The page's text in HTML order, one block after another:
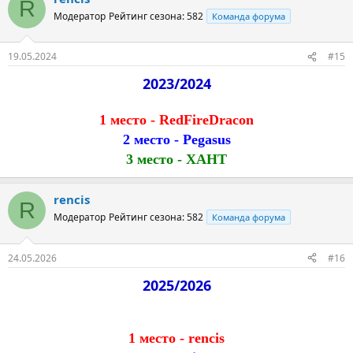
R Модератор Рейтинг сезона: 582 Команда форума
19.05.2024 #15
2023/2024
1 место - RedFireDracon
2 место - Pegasus
3 место - ХАНТ
R rencis
Модератор Рейтинг сезона: 582 Команда форума
24.05.2026 #16
2025/2026
1 место - rencis